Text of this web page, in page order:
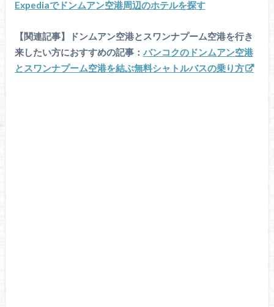
Expediaでドンムアン空港周辺のホテルを探す
【関連記事】ドンムアン空港とスワンナプーム空港を行き
来したい方におすすめの記事： バンコクのドンムアン空港
とスワンナプーム空港を結ぶ無料シャトルバスの乗り方